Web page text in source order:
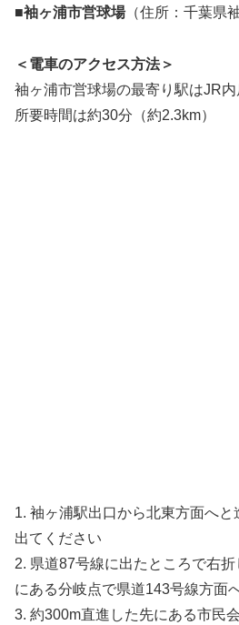
■袖ヶ浦市営球場（住所：千葉県
＜電車のアクセス方法＞
袖ヶ浦市営球場の最寄り駅はJR内
所要時間は約30分（約2.3km）
1. 袖ヶ浦駅出口から北東方面へと
出てください
2. 県道87号線に出たところで右
にある分岐点で県道143号線方面
3. 約300m直進した先にある市民